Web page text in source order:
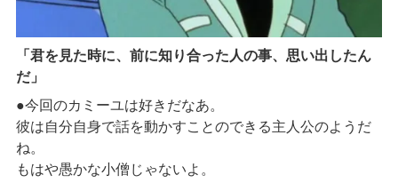
「君を見た時に、前に知り合った人の事、思い出したん
だ」
●今回のカミーユは好きだなあ。
彼は自分自身で話を動かすことのできる主人公のようだ
ね。
もはや愚かな小僧じゃないよ。